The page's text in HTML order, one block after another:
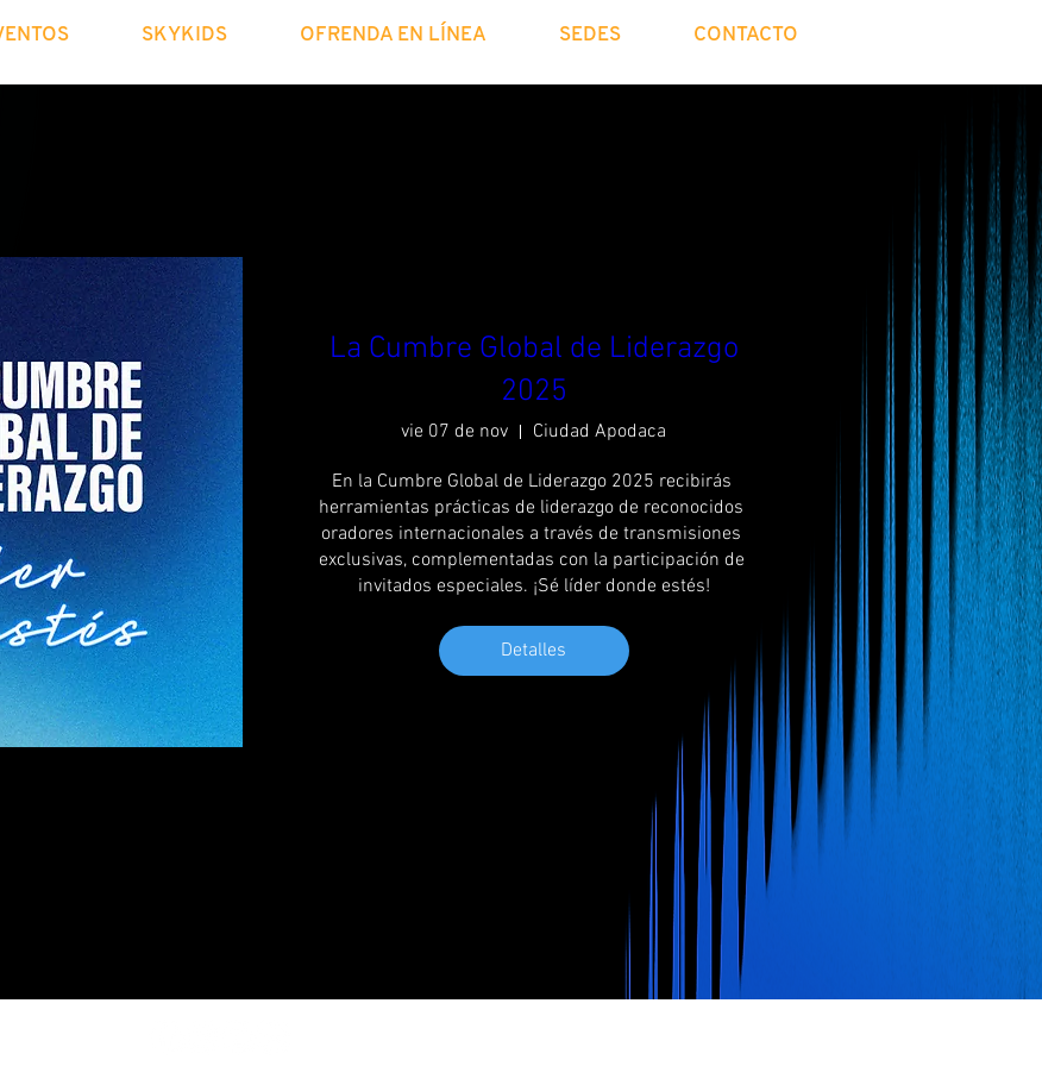
SKYKIDS OFRENDA EN LÍNEA SEDES CONTACTO
La Cumbre Global de Liderazgo
2025
vie 07 de nov Ciudad Apodaca
En la Cumbre Global de Liderazgo 2025 recibirás
herramientas prácticas de liderazgo de reconocidos
oradores internacionales a través de transmisiones
exclusivas, complementadas con la participación de
invitados especiales. ¡Sé líder donde estés!
Detalles